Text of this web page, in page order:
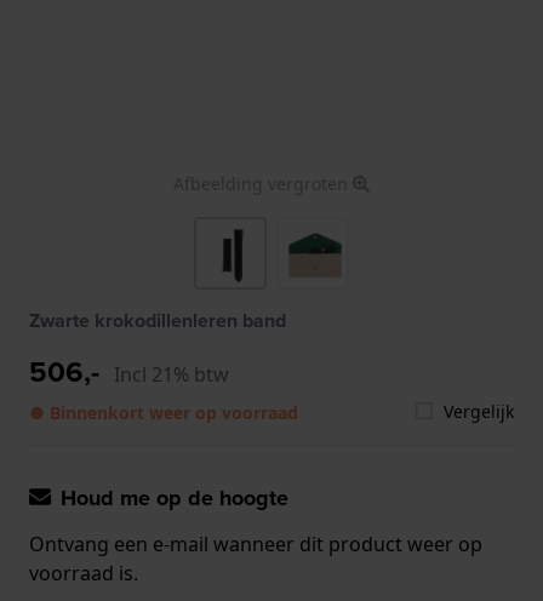
Afbeelding vergroten
Zwarte krokodillenleren band
506,- Incl 21% btw
● Binnenkort weer op voorraad Vergelijk
Houd me op de hoogte
Ontvang een e-mail wanneer dit product weer op
voorraad is.